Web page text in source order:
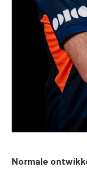
Normale